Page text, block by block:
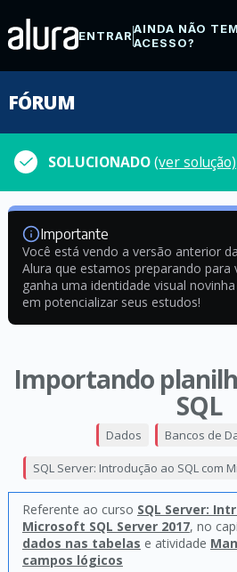
ENTRARAINDA NÃO TEM
ACESSO?
FÓRUM
SOLUCIONADO(ver solução)
Importante
Você está vendo a versão anterior
Alura que estamos preparando para
ganha uma identidade visual
em potencializar seus estudos!
Importando
SQL
Dados Bancos de
SQL Server: Introdução ao SQL com
Referente ao curso SQL Server:
Microsoft SQL Server 2017, no
dados nas tabelas e atividade
campos lógicos